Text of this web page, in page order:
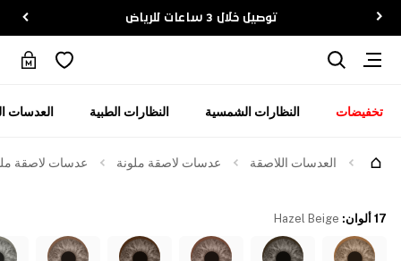
توصيل خلال 3 ساعات للرياض
تخفيضات النظارات الشمسية النظارات الطبية العدسات
العدسات اللاصقة عدسات لاصقة ملونة عدسات لاصقة
17 ألوان :
Hazel Beige